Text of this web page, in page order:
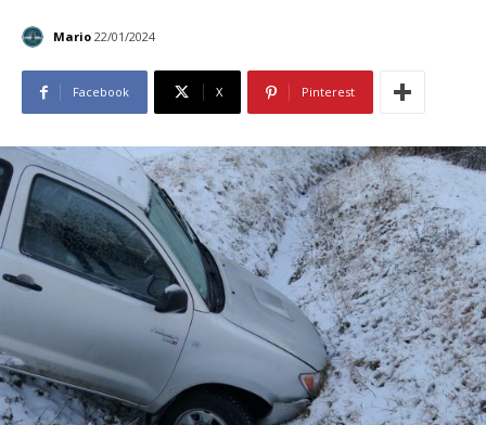
Mario 22/01/2024
Facebook X Pinterest